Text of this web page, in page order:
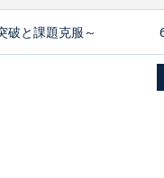
破と課題克服～